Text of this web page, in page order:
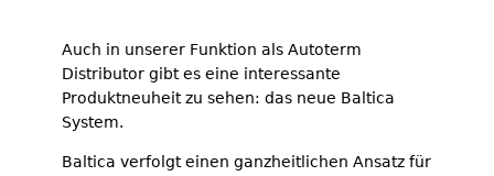
Auch in unserer Funktion als Autoterm
Distributor gibt es eine interessante
Produktneuheit zu sehen: das neue Baltica
System.
Baltica verfolgt einen ganzheitlichen Ansatz für